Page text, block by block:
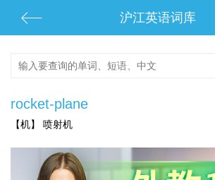
沪江英语词库
rocket-plane
【机】 喷射机